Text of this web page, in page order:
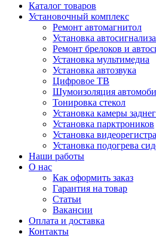
Каталог товаров
Установочный комплекс
Ремонт автомагнитол
Установка
Ремонт брелоков и
Установка мультимедиа
Установка автозвука
Цифровое ТВ
Шумоизоляция
Тонировка стекол
Установка камеры
Установка парктроников
Установка
Установка подогрева
Наши работы
О нас
Как оформить заказ
Гарантия на товар
Статьи
Вакансии
Оплата и доставка
Контакты